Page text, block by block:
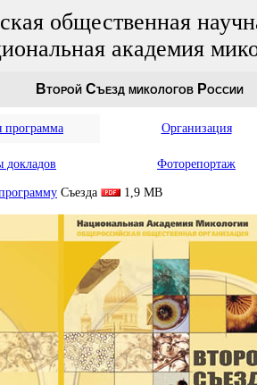
общественная
академия
Второй Съезд микологов России
программа Организация
докладов Фоторепортаж
Съезда 1,9 MB